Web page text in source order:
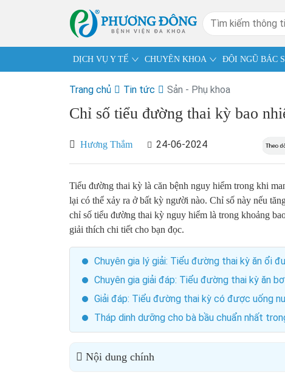
DỊCH VỤ Y TẾ CHUYÊN KHOA ĐỘI NGŨ BÁC
Trang chủ Tin tức Sản - Phụ khoa
Chỉ số tiểu đường thai kỳ bao
Hương Thắm 24-06-2024
Tiểu đường thai kỳ là căn bệnh nguy hiểm trong khi
lại có thể xảy ra ở bất kỳ người nào. Chỉ số này nếu
chỉ số tiểu đường thai kỳ nguy hiểm là trong khoảng
giải thích chi tiết cho bạn đọc.
Chuyên gia lý giải: Tiểu đường thai kỳ ăn ổi
Chuyên gia giải đáp: Tiểu đường thai kỳ ăn
Giải đáp: Tiểu đường thai kỳ có được uống
Tháp dinh dưỡng cho bà bầu chuẩn nhất
Nội dung chính